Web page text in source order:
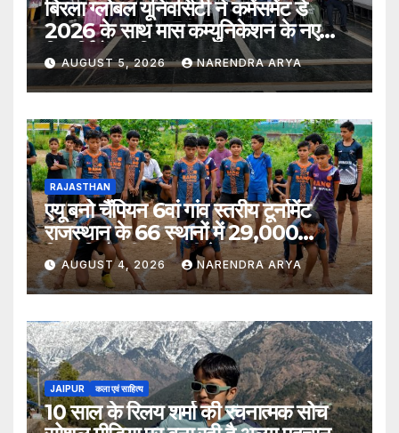
बिरला ग्लोबल यूनिवर्सिटी ने कमेंसमेंट डे
2026 के साथ मास कम्युनिकेशन के नए
विद्यार्थियों का किया स्वागत
AUGUST 5, 2026 NARENDRA ARYA
RAJASTHAN
एयू बनो चैंपियन 6वां गांव स्तरीय टूर्नामेंट
राजस्थान के 66 स्थानों में 29,000
खिलाड़ियों की भागीदारी के साथ संपन्न हुआ
AUGUST 4, 2026 NARENDRA ARYA
JAIPUR कला एवं साहित्य
10 साल के रिलय शर्मा की रचनात्मक सोच